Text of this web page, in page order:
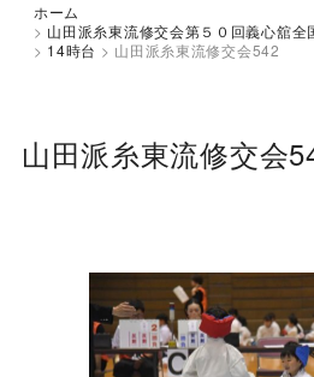
ホーム
> 山田派糸東流修交会第５０回義心舘
> 14時台 > 山田派糸東流修交会542
山田派糸東流修交会